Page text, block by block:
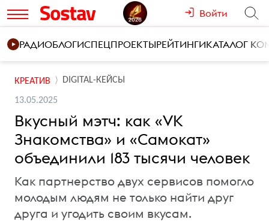
Войти
РАДИОБЛОГИСПЕЦПРОЕКТЫРЕЙТИНГИКАТАЛОГ
КРЕАТИВ DIGITAL-КЕЙСЫ
13.05.2025
Вкусный мэтч: как «VK
Знакомства» и «Самокат»
объединили 183 тысячи человек
Как партнерство двух сервисов помогло
молодым людям не только найти друг
друга и угодить своим вкусам.